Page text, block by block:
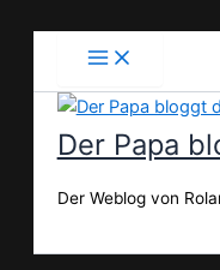
Der Papa
Der Weblog von